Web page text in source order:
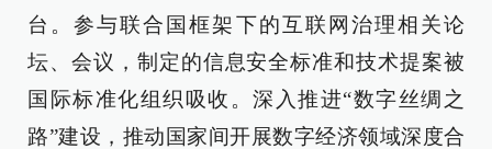
台。参与联合国框架下的互联网治理相关论
坛、会议，制定的信息安全标准和技术提案被
国际标准化组织吸收。深入推进“数字丝绸之
路”建设，推动国家间开展数字经济领域深度合